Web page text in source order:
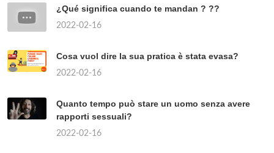
¿Qué significa cuando te mandan ? ??
2022-02-16
Cosa vuol dire la sua pratica è stata evasa?
2022-02-16
Quanto tempo può stare un uomo senza avere
rapporti sessuali?
2022-02-16